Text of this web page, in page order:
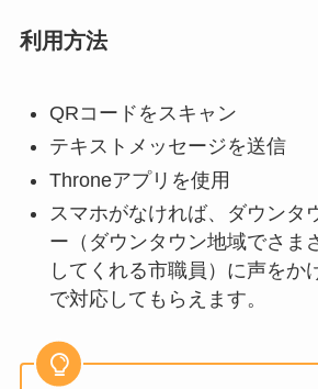
利用方法
QRコードをスキャン
テキストメッセージを送信
Throneアプリを使用
スマホがなければ、ダウンタ
ー（ダウンタウン地域でさま
してくれる市職員）に声をか
で対応してもらえます。